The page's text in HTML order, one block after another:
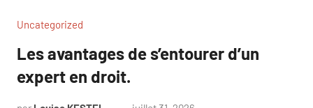
Uncategorized
Les avantages de s’entourer d’un
expert en droit.